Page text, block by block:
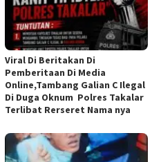
Viral Di Beritakan Di
Pemberitaan Di Media
Online,Tambang Galian C Ilegal
Di Duga Oknum Polres Takalar
Terlibat Rerseret Nama nya